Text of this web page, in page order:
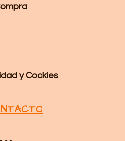
y Cookies